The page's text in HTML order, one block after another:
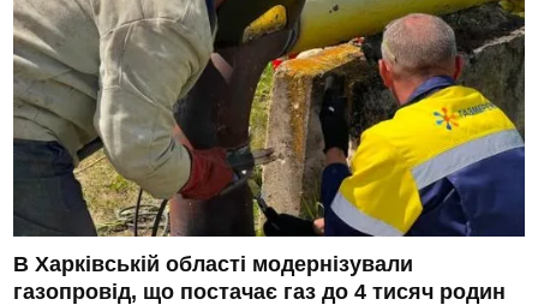
В Харківській області модернізували
газопровід, що постачає газ до 4 тисяч родин